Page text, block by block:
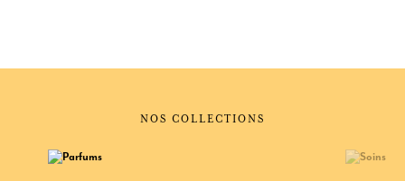
NOS COLLECTIONS